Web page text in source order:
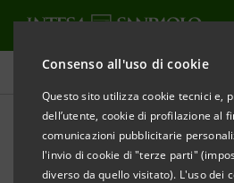
Consenso all'uso di cookie
Questo sito utilizza cookie tecnici e,
dell’utente, cookie di profilazione al
comunicazioni pubblicitarie
l'invio di cookie di "terze parti"
diverso da quello visitato). L'uso dei
Tutti i progetti
ECONOMIA